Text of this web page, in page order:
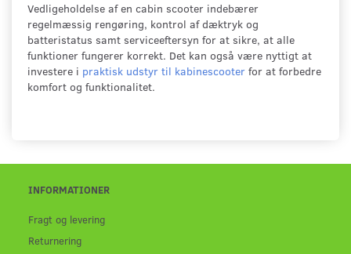
Vedligeholdelse af en cabin scooter indebærer
regelmæssig rengøring, kontrol af dæktryk og
batteristatus samt serviceeftersyn for at sikre, at alle
funktioner fungerer korrekt. Det kan også være nyttigt at
investere i praktisk udstyr til kabinescooter for at forbedre
komfort og funktionalitet.
INFORMATIONER
Fragt og levering
Returnering